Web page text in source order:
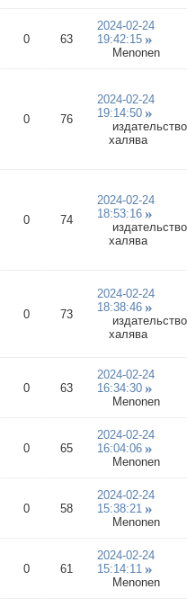
0 63
2024-02-24
19:42:15
Menonen
0 76
2024-02-24
19:14:50
издательство
халява
0 74
2024-02-24
18:53:16
издательство
халява
0 73
2024-02-24
18:38:46
издательство
халява
0 63
2024-02-24
16:34:30
Menonen
0 65
2024-02-24
16:04:06
Menonen
0 58
2024-02-24
15:38:21
Menonen
0 61
2024-02-24
15:14:11
Menonen